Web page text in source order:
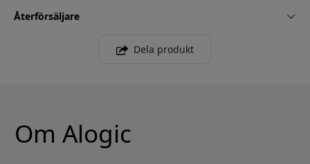
Återförsäljare
Dela produkt
Om Alogic